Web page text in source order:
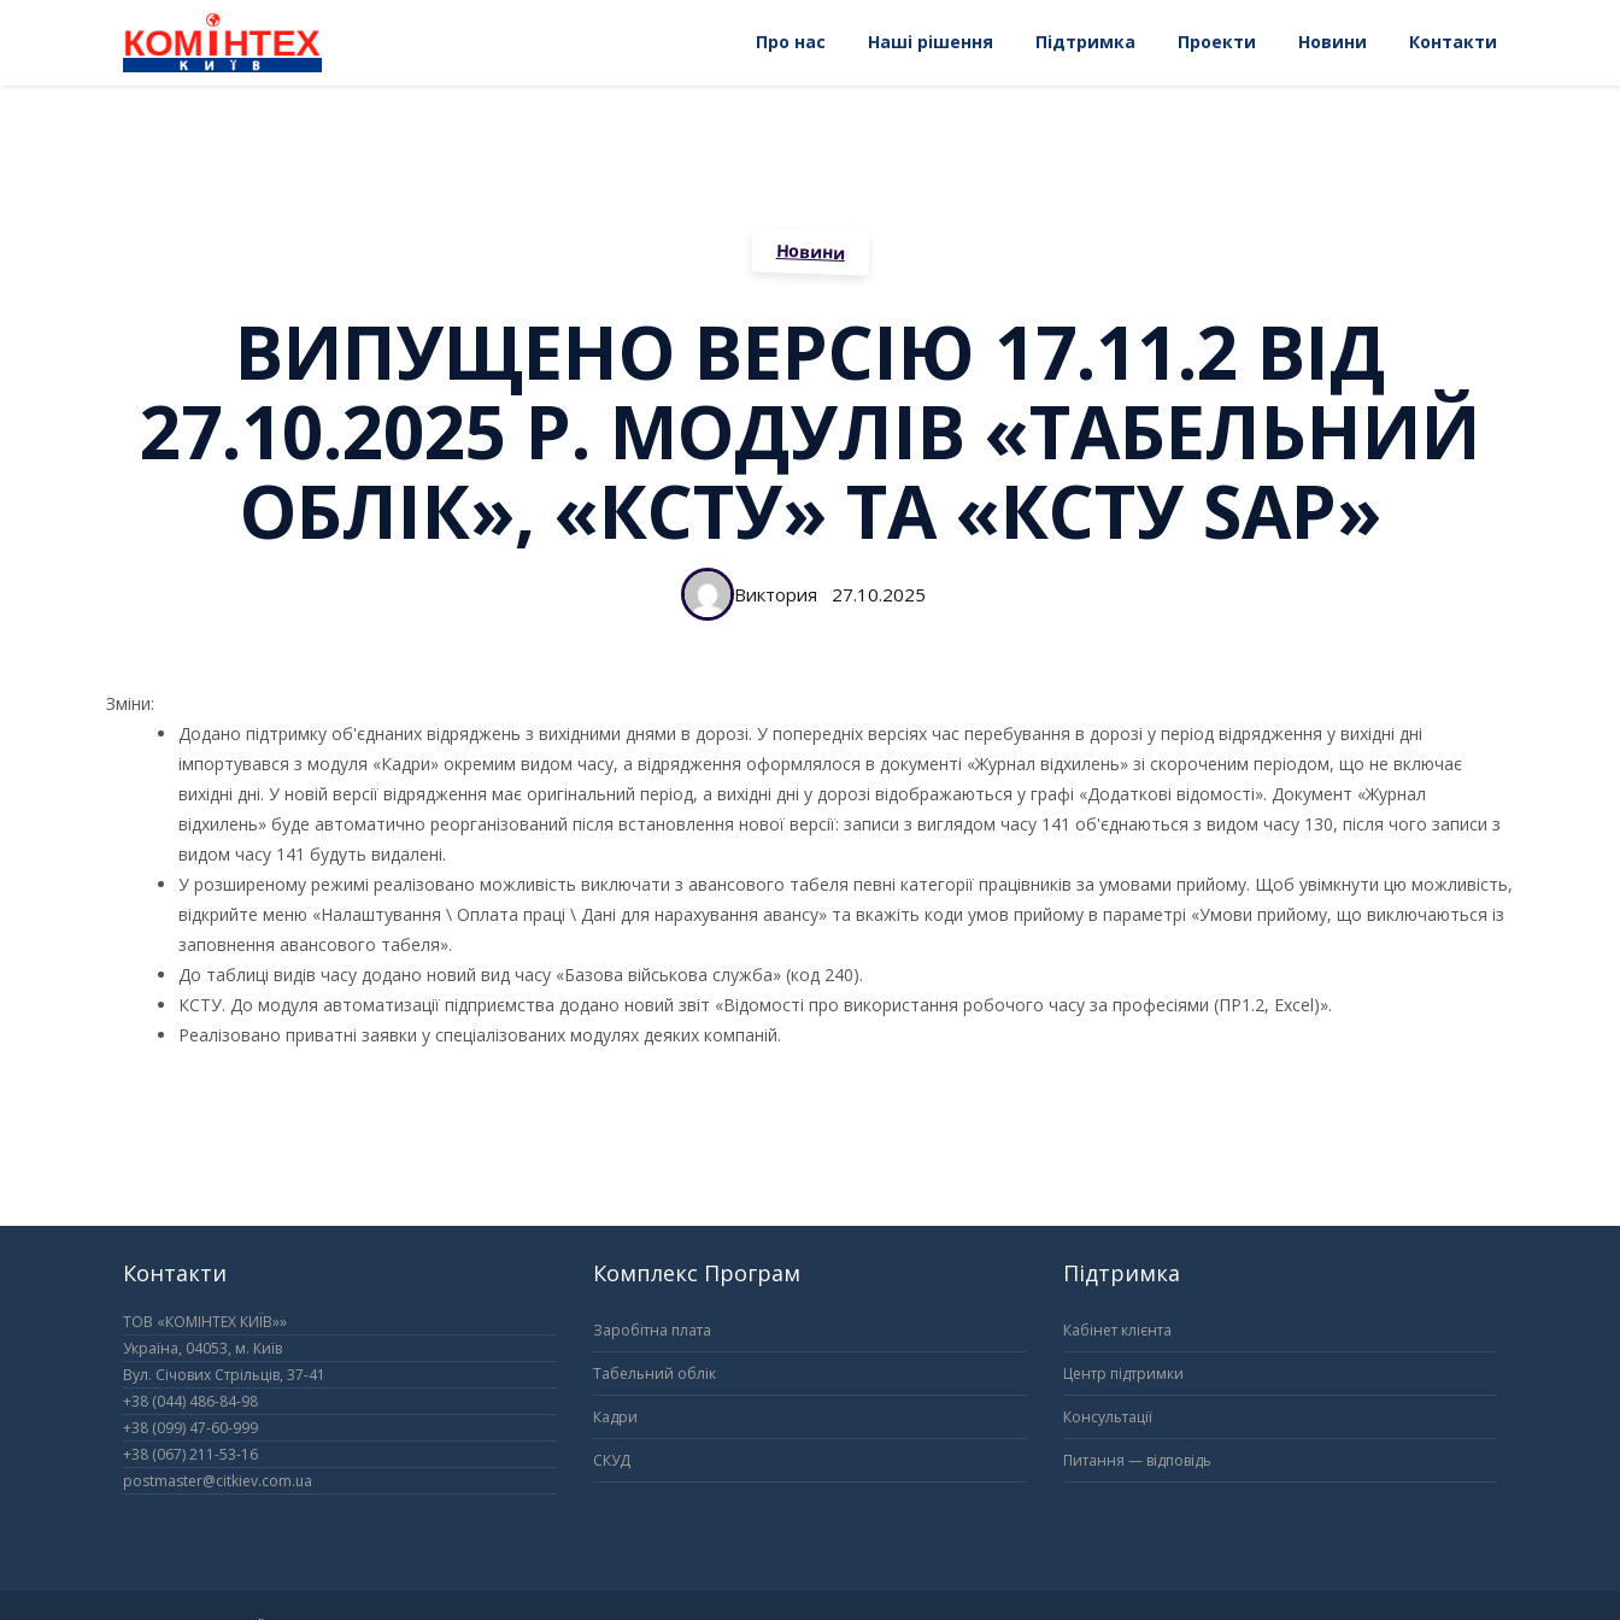
Про нас Наші рішення Підтримка Проекти Новини Контакти
Новини
ВИПУЩЕНО ВЕРСІЮ 17.11.2 ВІД
27.10.2025 Р. МОДУЛІВ «ТАБЕЛЬНИЙ
ОБЛІК», «КСТУ» ТА «КСТУ SAP»
Виктория 27.10.2025
Зміни:
Додано підтримку об'єднаних відряджень з вихідними днями в дорозі. У попередніх версіях час перебування в дорозі у період відрядження у вихідні дні
імпортувався з модуля «Кадри» окремим видом часу, а відрядження оформлялося в документі «Журнал відхилень» зі скороченим періодом, що не включає
вихідні дні. У новій версії відрядження має оригінальний період, а вихідні дні у дорозі відображаються у графі «Додаткові відомості». Документ «Журнал
відхилень» буде автоматично реорганізований після встановлення нової версії: записи з виглядом часу 141 об'єднаються з видом часу 130, після чого записи з
видом часу 141 будуть видалені.
У розширеному режимі реалізовано можливість виключати з авансового табеля певні категорії працівників за умовами прийому. Щоб увімкнути цю можливість,
відкрийте меню «Налаштування \ Оплата праці \ Дані для нарахування авансу» та вкажіть коди умов прийому в параметрі «Умови прийому, що виключаються із
заповнення авансового табеля».
До таблиці видів часу додано новий вид часу «Базова військова служба» (код 240).
КСТУ. До модуля автоматизації підприємства додано новий звіт «Відомості про використання робочого часу за професіями (ПР1.2, Excel)».
Реалізовано приватні заявки у спеціалізованих модулях деяких компаній.
Контакти
ТОВ «КОМІНТЕХ КИЇВ»»
Україна, 04053, м. Київ
Вул. Січових Стрільців, 37-41
+38 (044) 486-84-98
+38 (099) 47-60-999
+38 (067) 211-53-16
postmaster@citkiev.com.ua
Комплекс Програм
Заробітна плата
Табельний облік
Кадри
СКУД
Підтримка
Кабінет клієнта
Центр підтримки
Консультації
Питання — відповідь